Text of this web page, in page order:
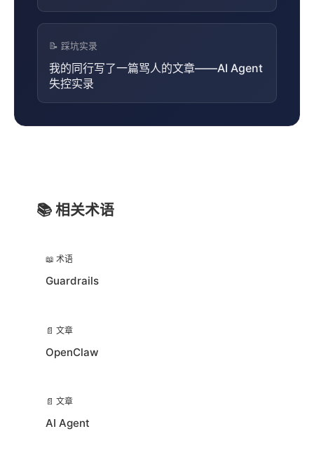
📝 踩坑实录
我的同行写了一篇骂人的文章——AI Agent
失控实录
📚 相关术语
📖 术语
Guardrails
📄 文章
OpenClaw
📄 文章
AI Agent